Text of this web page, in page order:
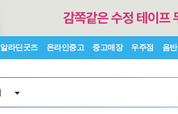
알라딘굿즈 온라인중고 중고매장 우주점 음반